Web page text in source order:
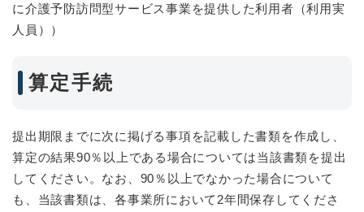
に介護予防訪問型サービス事業を提供した利用者（利用実
人員））
算定手続
提出期限までに次に掲げる事項を記載した書類を作成し、
算定の結果90％以上である場合については当該書類を提出
してください。なお、90％以上でなかった場合について
も、当該書類は、各事業所において2年間保存してくださ